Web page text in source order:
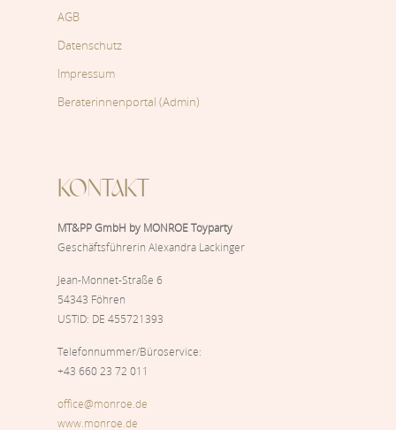
AGB
Datenschutz
Impressum
Beraterinnenportal (Admin)
KONTAKT
MT&PP GmbH by MONROE Toyparty
Geschäftsführerin Alexandra Lackinger
Jean-Monnet-Straße 6
54343 Föhren
USTID: DE 455721393
Telefonnummer/Büroservice:
+43 660 23 72 011
office@monroe.de
www.monroe.de